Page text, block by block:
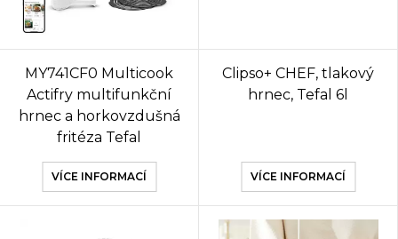
MY741CF0 Multicook
Actifry multifunkční
hrnec a horkovzdušná
fritéza Tefal
VÍCE INFORMACÍ
Clipso+ CHEF, tlakový
hrnec, Tefal 6l
VÍCE INFORMACÍ